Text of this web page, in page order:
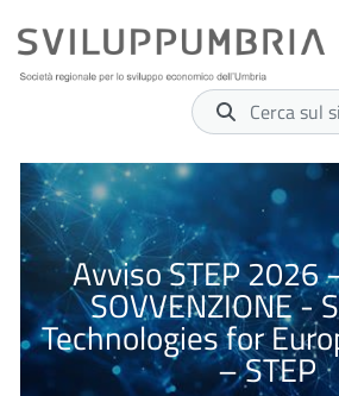
Cerca sul sito
Avviso STEP 2026
SOVVENZIONE -
Technologies for
– STEP